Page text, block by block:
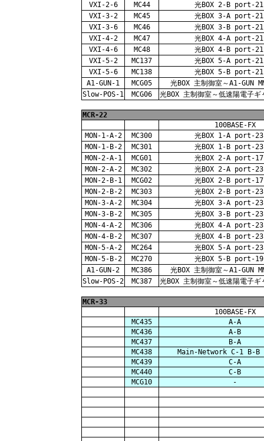
VXI-2-6
MC44
光BOX 2-B port-
VXI-3-2
MC45
光BOX 3-A port-
VXI-3-6
MC46
光BOX 3-B port-
VXI-4-2
MC47
光BOX 4-A port-
VXI-4-6
MC48
光BOX 4-B port-
VXI-5-2
MC137
光BOX 5-A port-
VXI-5-6
MC138
光BOX 5-B port-
A1-GUN-1
MCG05
光BOX 主制御室～A1-GUN
Slow-POS-1
MCG06 光BOX 主制御室～低速陽電子
MCR-22
100BASE-FX
MON-1-A-2
MC300
光BOX 1-A port-
MON-1-B-2
MC301
光BOX 1-B port-
MON-2-A-1
MCG01
光BOX 2-A port-
MON-2-A-2
MC302
光BOX 2-A port-
MON-2-B-1
MCG02
光BOX 2-B port-
MON-2-B-2
MC303
光BOX 2-B port-
MON-3-A-2
MC304
光BOX 3-A port-
MON-3-B-2
MC305
光BOX 3-B port-
MON-4-A-2
MC306
光BOX 4-A port-
MON-4-B-2
MC307
光BOX 4-B port-
MON-5-A-2
MC264
光BOX 5-A port-
MON-5-B-2
MC270
光BOX 5-B port-
A1-GUN-2
MC386
光BOX 主制御室～A1-GUN
Slow-POS-2
MC387 光BOX 主制御室～低速陽電子
MCR-33
100BASE-FX
MC435
A-A
MC436
A-B
MC437
B-A
MC438
Main-Network C-1 B-
MC439
C-A
MC440
C-B
MCG10
-